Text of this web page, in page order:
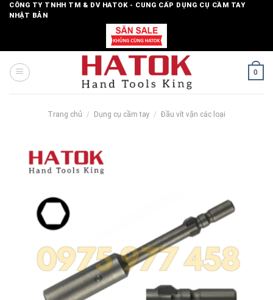
SkipCÔNG TY TNHH TM & DV HATOK - CUNG CẤP DỤNG CỤ CẦM TAY
NHẬT BẢN
0
Trang chủ / Dụng cụ cầm tay / Đầu vít vặn các loại